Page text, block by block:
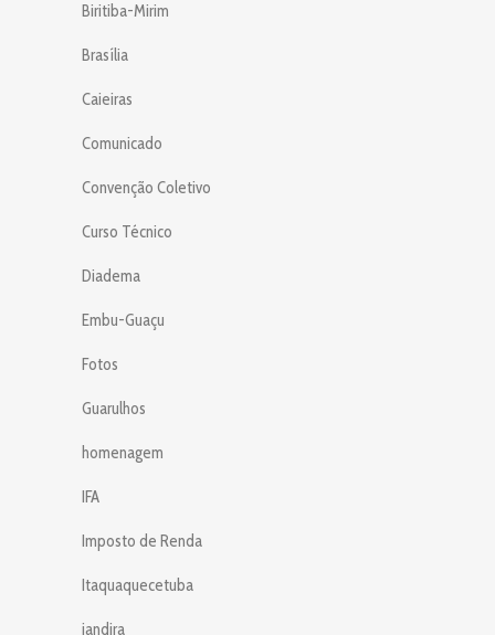
Biritiba-Mirim
Brasília
Caieiras
Comunicado
Convenção Coletivo
Curso Técnico
Diadema
Embu-Guaçu
Fotos
Guarulhos
homenagem
IFA
Imposto de Renda
Itaquaquecetuba
jandira